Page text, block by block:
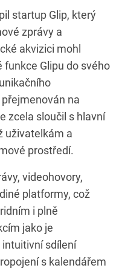
startup Glip, který
zprávy a
akvizici mohl
funkce Glipu do svého
na
zcela sloučil s hlavní
uživatelkám a
prostředí.
videohovory,
platformy, což
i plně
jako je
sdílení
s kalendářem